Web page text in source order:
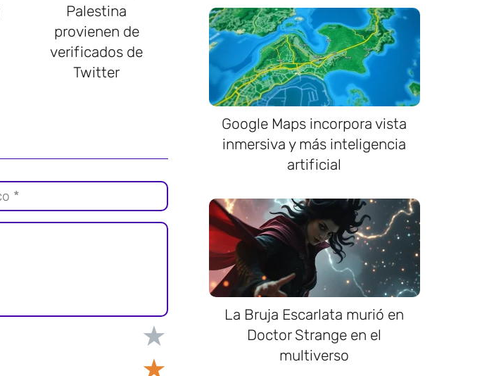
Palestina
provienen de
verificados de
Twitter
★
★
Google Maps incorpora vista
inmersiva y más inteligencia
artificial
La Bruja Escarlata murió en
Doctor Strange en el
multiverso